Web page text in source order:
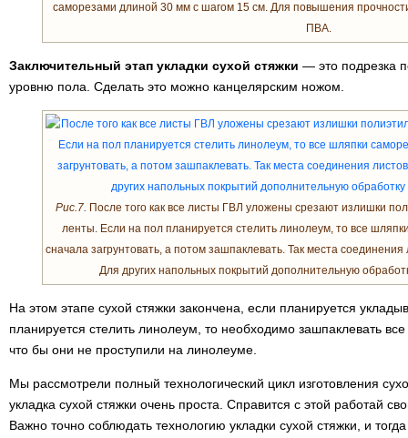
саморезами длиной 30 мм с шагом 15 см. Для повышения
ПВА.
Заключительный этап укладки сухой стяжки — это подрезка
уровню пола. Сделать это можно канцелярским ножом.
Рис.7. После того как все листы ГВЛ уложены срезают излишки
ленты. Если на пол планируется стелить линолеум, то все
сначала загрунтовать, а потом зашпаклевать. Так места
Для других напольных покрытий дополнительную
На этом этапе сухой стяжки закончена, если планируется
планируется стелить линолеум, то необходимо зашпаклевать
что бы они не проступили на линолеуме.
Мы рассмотрели полный технологический цикл изготовления
укладка сухой стяжки очень проста. Справится с этой работай
Важно точно соблюдать технологию укладки сухой стяжки, и